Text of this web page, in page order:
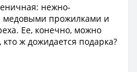
нежно-
медовыми прожилками и
Ее, конечно, можно
ж дожидается подарка?